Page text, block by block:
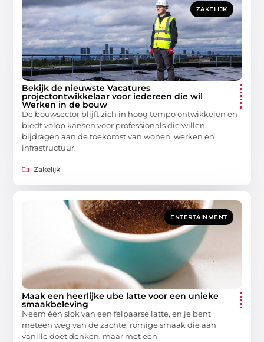
ZAKELIJK
Bekijk de nieuwste Vacatures
projectontwikkelaar voor iedereen die wil
Werken in de bouw
De bouwsector blijft zich in hoog tempo ontwikkelen en
biedt volop kansen voor professionals die willen
bijdragen aan de toekomst van wonen, werken en
infrastructuur.
Zakelijk
ENTERTAINMENT
Maak een heerlijke ube latte voor een unieke
smaakbeleving
Neem één slok van een felpaarse latte, en je bent
meteen weg van de zachte, romige smaak die aan
vanille doet denken, maar met een